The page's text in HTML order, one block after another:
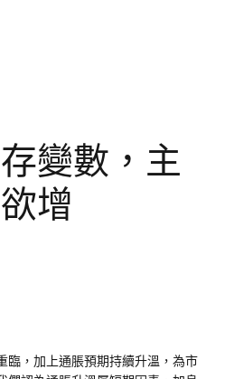
變數，主
增
臨，加上通脹預期持續升溫，為市